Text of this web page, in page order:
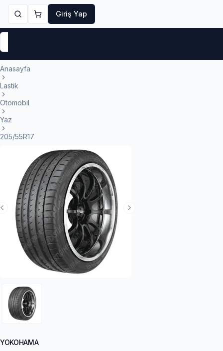
Giriş Yap
Anasayfa
Lastik
Otomobil
Yaz
205/55R17
Next Slide
Previous Slide
YOKOHAMA